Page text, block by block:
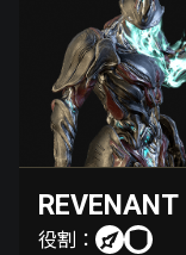
REVENANT
役割：